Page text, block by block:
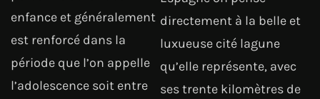
enfance et généralement
est renforcé dans la
période que l’on appelle
l’adolescence soit entre
directement à la belle et
luxueuse cité lagune
qu’elle représente, avec
ses trente kilomètres de